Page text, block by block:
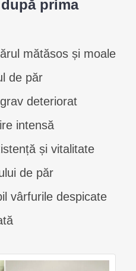
prima
mătăsos și moale
de păr
deteriorat
intensă
și vitalitate
de păr
vârfurile despicate